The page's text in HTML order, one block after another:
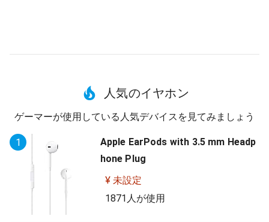
人気のイヤホン
ゲーマーが使用している人気デバイスを見てみましょう
1
Apple EarPods with 3.5 mm Headp
hone Plug
¥ 未設定
1871人が使用